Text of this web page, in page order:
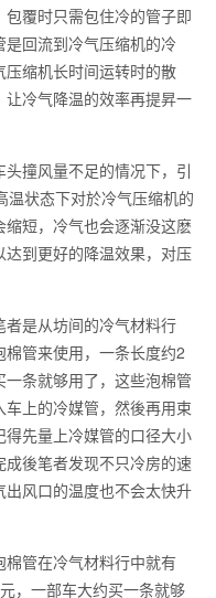
包覆时只需包住冷的管子即
回流到冷气压缩机的冷
缩机长时间运转时的散
冷气降温的效率再提昇一
撞风量不足的情况下，引
温状态下对於冷气压缩机的
短，冷气也会逐渐没这麽
到更好的降温效果，对压
是从坊间的冷气材料行
管来使用，一条长度约2
条就够用了，这些泡棉管
上的冷媒管，然後再用束
先量上冷媒管的口径大小
後笔者发现不只冷房的速
风口的温度也不会太快升
管在冷气材料行中就有
，一部车大约买一条就够